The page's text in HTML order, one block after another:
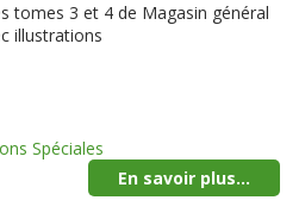
tomes 3 et 4 de Magasin général
illustrations
Spéciales
En savoir plus...